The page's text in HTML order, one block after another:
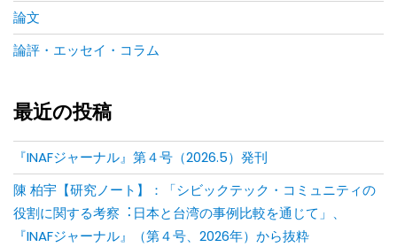
論文
論評・エッセイ・コラム
最近の投稿
『INAFジャーナル』第４号（2026.5）発刊
陳 柏宇【研究ノート】：「シビックテック・コミュニティの
役割に関する考察︓⽇本と台湾の事例⽐較を通じて」、
『INAFジャーナル』（第４号、2026年）から抜粋